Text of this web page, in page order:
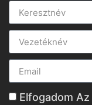
Elfogadom Az